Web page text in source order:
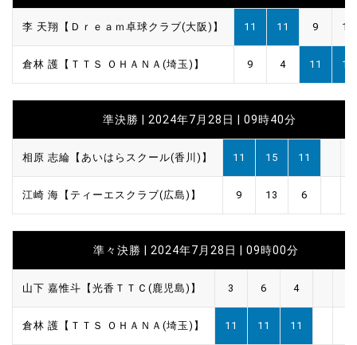
李 天翔【Ｄｒｅａｍ卓球クラブ(大阪)】 11 11 9 10
倉林 護【ＴＴＳ ＯＨＡＮＡ(埼玉)】 9 4 11 12
準決勝 | 2024年7月28日 | 09時40分
相原 志綸【あいはらスクール(香川)】 11 15 11
江崎 海【ティーエスクラブ(広島)】 9 13 6
準々決勝 | 2024年7月28日 | 09時00分
山下 嘉惟斗【光香ＴＴＣ(鹿児島)】 3 6 4
倉林 護【ＴＴＳ ＯＨＡＮＡ(埼玉)】 11 11 11